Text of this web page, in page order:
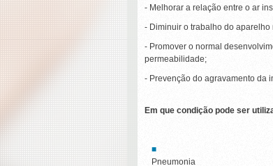
- Melhorar a relação entre o ar
- Diminuir o trabalho do
- Promover o normal
permeabilidade;
- Prevenção do agravamento da
Em que condição pode ser
Pneumonia